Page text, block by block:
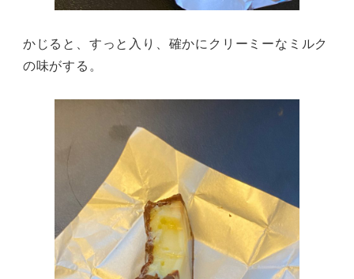
かじると、すっと入り、確かにクリーミーなミルク
の味がする。